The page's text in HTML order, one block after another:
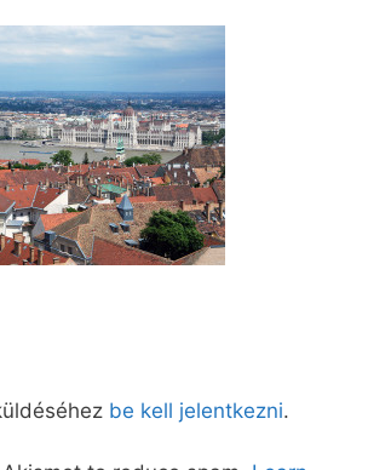
be kell jelentkezni.